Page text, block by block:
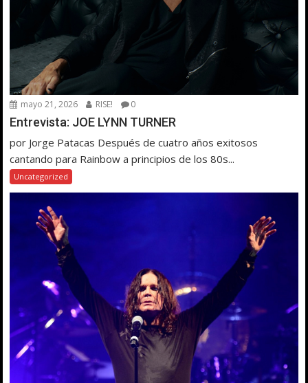
mayo 21, 2026 RISE! 0
Entrevista: JOE LYNN TURNER
por Jorge Patacas Después de cuatro años exitosos
cantando para Rainbow a principios de los 80s...
Uncategorized